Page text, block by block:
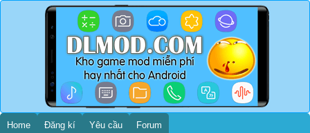
Home Đăng kí Yêu cầu Forum